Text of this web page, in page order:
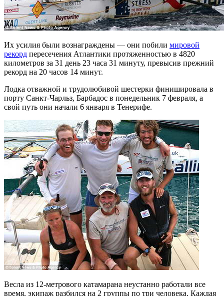
Их усилия были вознаграждены — они побили мировой
рекорд пересечения Атлантики протяженностью в 4820
километров за 31 день 23 часа 31 минуту, превысив прежний
рекорд на 20 часов 14 минут.
Лодка отважной и трудолюбивой шестерки финишировала в
порту Санкт-Чарльз, Барбадос в понедельник 7 февраля, а
свой путь они начали 6 января в Тенерифе.
Весла из 12-метрового катамарана неустанно работали все
время, экипаж разбился на 2 группы по три человека. Каждая